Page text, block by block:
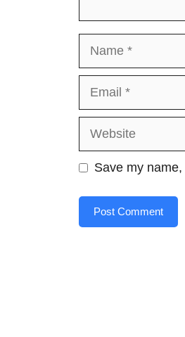
Website
Save my